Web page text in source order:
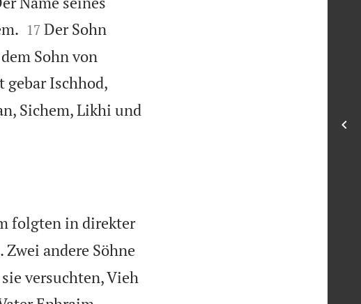

17 Der Sohn
Sohn von
gebar Ischhod,
Sichem, Likhi und
folgten in direkter
Zwei andere Söhne
versuchten, Vieh